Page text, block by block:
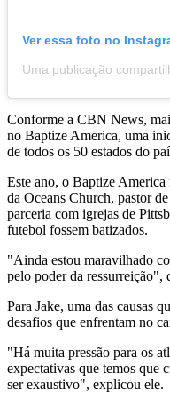
Ver essa foto no
Conforme a CBN News,
no Baptize America, uma
de todos os 50 estados do
Este ano, o Baptize
da Oceans Church, pastor
parceria com igrejas de
futebol fossem batizados.
"Ainda estou maravilhado
pelo poder da ressurreição",
Para Jake, uma das causas
desafios que enfrentam no
"Há muita pressão para os
expectativas que temos que
ser exaustivo", explicou ele.